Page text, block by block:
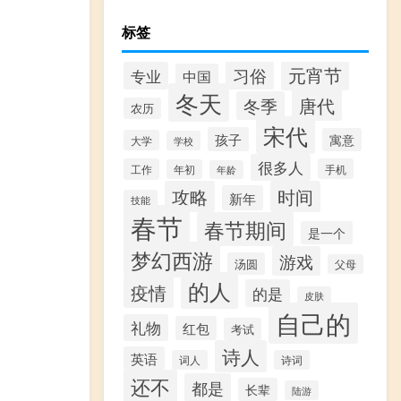
标签
专业 中国 习俗 元宵节
农历 冬天 冬季 唐代
大学 学校 孩子 宋代 寓意
工作 年初 年龄 很多人 手机
技能 攻略 新年 时间
春节 春节期间 是一个
梦幻西游 汤圆 游戏 父母
疫情 的人 的是 皮肤
礼物 红包 考试 自己的
英语 词人 诗人 诗词
还不 都是 长辈 陆游